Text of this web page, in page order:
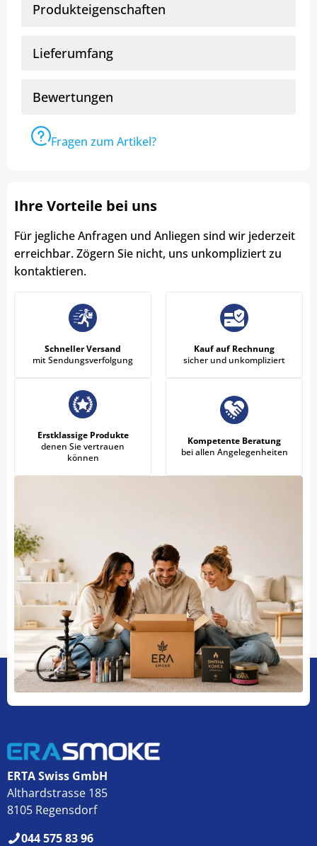
Produkteigenschaften
Lieferumfang
Bewertungen
Fragen zum Artikel?
Ihre Vorteile bei uns
Für jegliche Anfragen und Anliegen sind wir jederzeit
erreichbar. Zögern Sie nicht, uns unkompliziert zu
kontaktieren.
Schneller Versand
mit Sendungsverfolgung
Kauf auf Rechnung
sicher und unkompliziert
Erstklassige Produkte
denen Sie vertrauen
können
Kompetente Beratung
bei allen Angelegenheiten
ERTA Swiss GmbH
Althardstrasse 185
8105 Regensdorf
044 575 83 96